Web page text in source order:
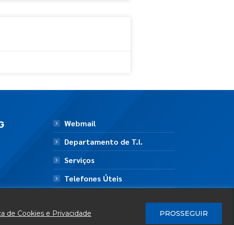
de Cookies e Privacidade PROSSEGUIR
Webmail
Departamento de T.I.
Serviços
Telefones Úteis